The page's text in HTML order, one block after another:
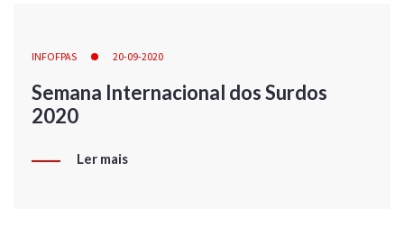
INFOFPAS 20-09-2020
Semana Internacional dos Surdos
2020
Ler mais